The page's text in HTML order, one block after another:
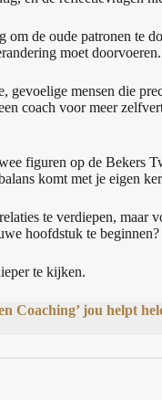
om de oude patronen te
moet
mensen die
coach voor meer
figuren op de Bekers
komt met je eigen
te verdiepen, maar
hoofdstuk te beginnen?
te kijken.
Coaching’ jou helpt